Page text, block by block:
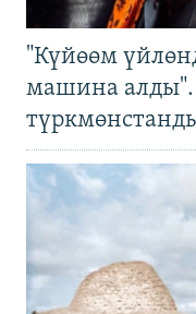
"Күйөөм
машина алды".